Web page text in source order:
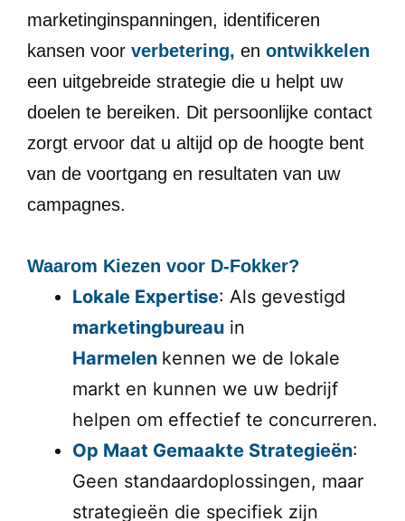
marketinginspanningen, identificeren
kansen voor verbetering, en ontwikkelen
een uitgebreide strategie die u helpt uw
doelen te bereiken. Dit persoonlijke contact
zorgt ervoor dat u altijd op de hoogte bent
van de voortgang en resultaten van uw
campagnes.
Waarom Kiezen voor D-Fokker?
Lokale Expertise: Als gevestigd
marketingbureau in
Harmelen kennen we de lokale
markt en kunnen we uw bedrijf
helpen om effectief te concurreren.
Op Maat Gemaakte Strategieën:
Geen standaardoplossingen, maar
strategieën die specifiek zijn